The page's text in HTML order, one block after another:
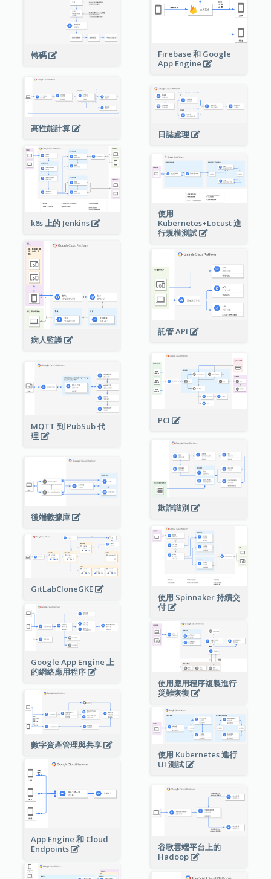
Firebase 和 Google
App Engine
轉碼
高性能計算
日誌處理
k8s 上的 Jenkins
使用
Kubernetes+Locust 進
行規模測試
病人監護
託管 API
PCI
MQTT 到 PubSub 代
理
欺詐識別
後端數據庫
使用 Spinnaker 持續交
付
GitLabCloneGKE
Google App Engine 上
的網絡應用程序
使用應用程序複製進行
災難恢復
數字資產管理與共享
使用 Kubernetes 進行
UI 測試
App Engine 和 Cloud
Endpoints
谷歌雲端平台上的
Hadoop